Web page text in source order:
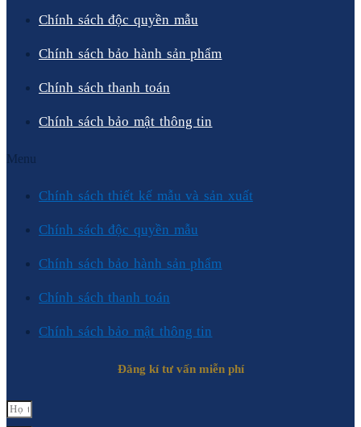
Chính sách độc quyền mẫu
Chính sách bảo hành sản phẩm
Chính sách thanh toán
Chính sách bảo mật thông tin
Menu
Chính sách thiết kế mẫu và sản xuất
Chính sách độc quyền mẫu
Chính sách bảo hành sản phẩm
Chính sách thanh toán
Chính sách bảo mật thông tin
Đăng kí tư vấn miễn phí